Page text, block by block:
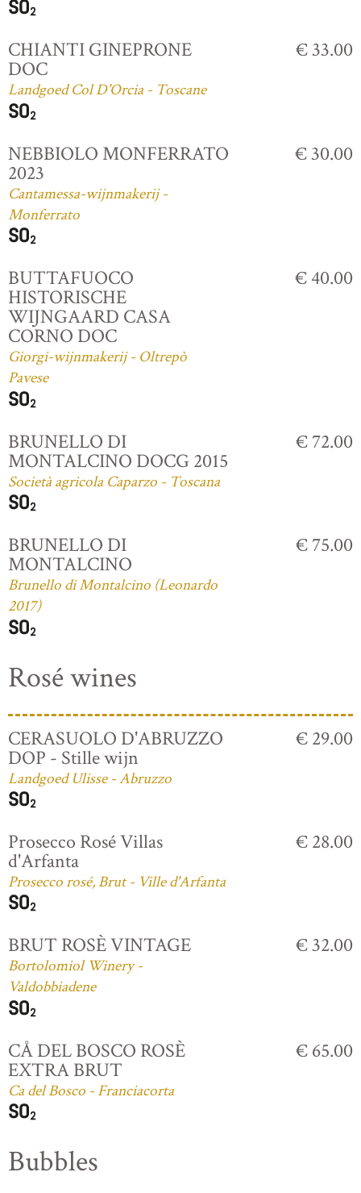
CHIANTI GINEPRONE
DOC
Landgoed Col D'Orcia - Toscane
€ 33.00
NEBBIOLO MONFERRATO
2023
Cantamessa-wijnmakerij -
Monferrato
€ 30.00
BUTTAFUOCO
HISTORISCHE
WIJNGAARD CASA
CORNO DOC
Giorgi-wijnmakerij - Oltrepò
Pavese
€ 40.00
BRUNELLO DI
MONTALCINO DOCG 2015
Società agricola Caparzo - Toscana
€ 72.00
BRUNELLO DI
MONTALCINO
Brunello di Montalcino (Leonardo
2017)
€ 75.00
Rosé wines
CERASUOLO D'ABRUZZO
DOP - Stille wijn
Landgoed Ulisse - Abruzzo
€ 29.00
Prosecco Rosé Villas
d'Arfanta
Prosecco rosé, Brut - Ville d'Arfanta
€ 28.00
BRUT ROSÈ VINTAGE
Bortolomiol Winery -
Valdobbiadene
€ 32.00
CÅ DEL BOSCO ROSÈ
EXTRA BRUT
Ca del Bosco - Franciacorta
€ 65.00
Bubbles